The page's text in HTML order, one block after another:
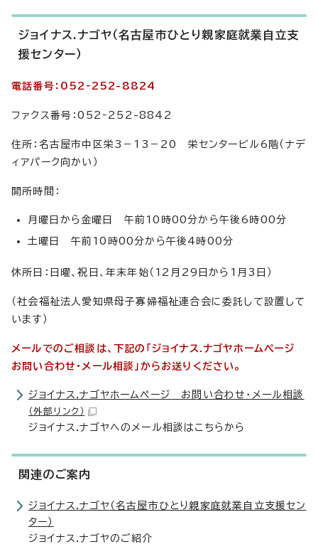
ジョイナス.ナゴヤ（名古屋市ひとり親家庭就業自立支
援センター）
電話番号：052‐252-8824
ファクス番号：052‐252-8842
住所：名古屋市中区栄3－13－20 栄センタービル6階（ナデ
ィアパーク向かい）
開所時間：
月曜日から金曜日 午前10時00分から午後6時00分
土曜日 午前10時00分から午後4時00分
休所日：日曜、祝日、年末年始（12月29日から1月3日）
（社会福祉法人愛知県母子寡婦福祉連合会に委託して設置して
います）
メールでのご相談は、下記の「ジョイナス.ナゴヤホームページ
お問い合わせ・メール相談」からお送りください。
ジョイナス.ナゴヤホームページ お問い合わせ・メール相談
（外部リンク）
ジョイナス.ナゴヤへのメール相談はこちらから
関連のご案内
ジョイナス.ナゴヤ（名古屋市ひとり親家庭就業自立支援セン
ター）
ジョイナス.ナゴヤのご紹介